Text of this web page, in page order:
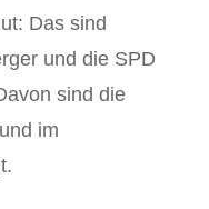
Das sind
und die SPD
sind die
im